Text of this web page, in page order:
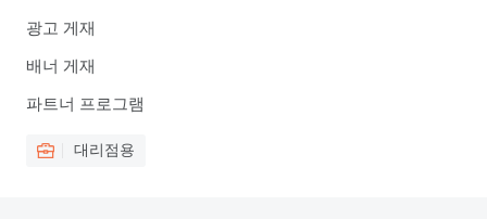
광고 게재
배너 게재
파트너 프로그램
대리점용